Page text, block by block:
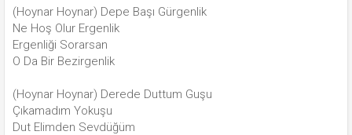
(Hoynar Hoynar) Depe Başı Gürgenlik
Ne Hoş Olur Ergenlik
Ergenliği Sorarsan
O Da Bir Bezirgenlik
(Hoynar Hoynar) Derede Duttum Guşu
Çıkamadım Yokuşu
Dut Elimden Sevdüğüm